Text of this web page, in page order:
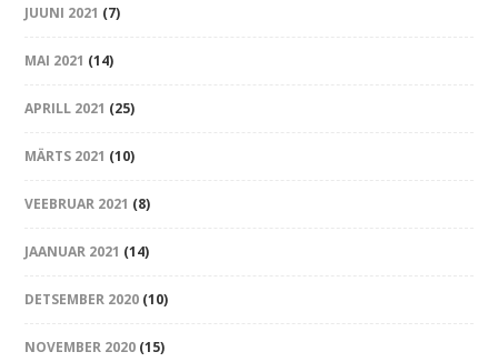
JUUNI 2021 (7)
MAI 2021 (14)
APRILL 2021 (25)
MÄRTS 2021 (10)
VEEBRUAR 2021 (8)
JAANUAR 2021 (14)
DETSEMBER 2020 (10)
NOVEMBER 2020 (15)